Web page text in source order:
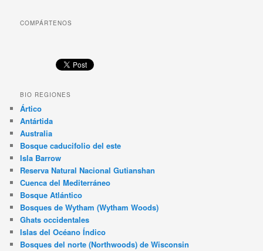
COMPÁRTENOS
BIO REGIONES
Ártico
Antártida
Australia
Bosque caducifolio del este
Isla Barrow
Reserva Natural Nacional Gutianshan
Cuenca del Mediterráneo
Bosque Atlántico
Bosques de Wytham (Wytham Woods)
Ghats occidentales
Islas del Océano Índico
Bosques del norte (Northwoods) de Wisconsin